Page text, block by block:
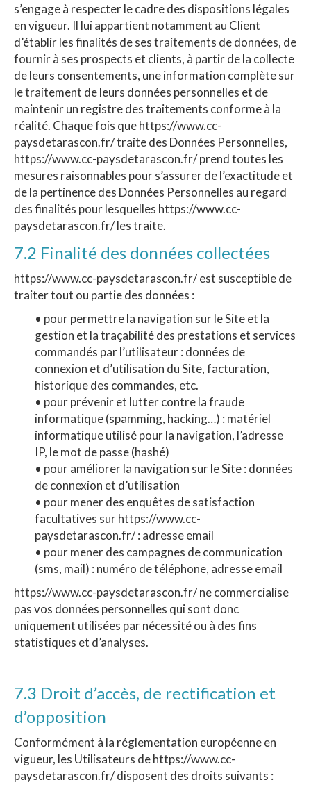
s’engage à respecter le cadre des dispositions légales
en vigueur. Il lui appartient notamment au Client
d’établir les finalités de ses traitements de données, de
fournir à ses prospects et clients, à partir de la collecte
de leurs consentements, une information complète sur
le traitement de leurs données personnelles et de
maintenir un registre des traitements conforme à la
réalité. Chaque fois que https://www.cc-
paysdetarascon.fr/ traite des Données Personnelles,
https://www.cc-paysdetarascon.fr/ prend toutes les
mesures raisonnables pour s’assurer de l’exactitude et
de la pertinence des Données Personnelles au regard
des finalités pour lesquelles https://www.cc-
paysdetarascon.fr/ les traite.
7.2 Finalité des données collectées
https://www.cc-paysdetarascon.fr/ est susceptible de
traiter tout ou partie des données :
• pour permettre la navigation sur le Site et la
gestion et la traçabilité des prestations et services
commandés par l’utilisateur : données de
connexion et d’utilisation du Site, facturation,
historique des commandes, etc.
• pour prévenir et lutter contre la fraude
informatique (spamming, hacking…) : matériel
informatique utilisé pour la navigation, l’adresse
IP, le mot de passe (hashé)
• pour améliorer la navigation sur le Site : données
de connexion et d’utilisation
• pour mener des enquêtes de satisfaction
facultatives sur https://www.cc-
paysdetarascon.fr/ : adresse email
• pour mener des campagnes de communication
(sms, mail) : numéro de téléphone, adresse email
https://www.cc-paysdetarascon.fr/ ne commercialise
pas vos données personnelles qui sont donc
uniquement utilisées par nécessité ou à des fins
statistiques et d’analyses.
7.3 Droit d’accès, de rectification et
d’opposition
Conformément à la réglementation européenne en
vigueur, les Utilisateurs de https://www.cc-
paysdetarascon.fr/ disposent des droits suivants :